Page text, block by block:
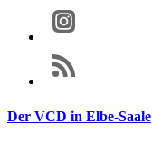
Der VCD in Elbe-Saale